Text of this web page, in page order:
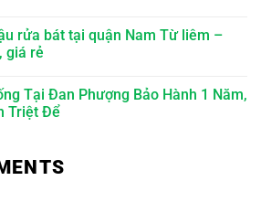
rửa bát tại quận Nam Từ liêm –
giá rẻ
Tại Đan Phượng Bảo Hành 1 Năm,
Triệt Để